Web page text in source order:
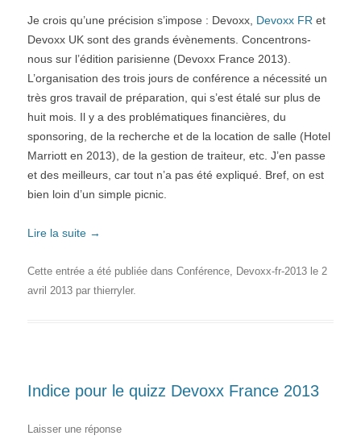
Je crois qu’une précision s’impose : Devoxx, Devoxx FR et
Devoxx UK sont des grands évènements. Concentrons-
nous sur l’édition parisienne (Devoxx France 2013).
L’organisation des trois jours de conférence a nécessité un
très gros travail de préparation, qui s’est étalé sur plus de
huit mois. Il y a des problématiques financières, du
sponsoring, de la recherche et de la location de salle (Hotel
Marriott en 2013), de la gestion de traiteur, etc. J’en passe
et des meilleurs, car tout n’a pas été expliqué. Bref, on est
bien loin d’un simple picnic.
Lire la suite →
Cette entrée a été publiée dans Conférence, Devoxx-fr-2013 le 2
avril 2013 par thierryler.
Indice pour le quizz Devoxx France 2013
Laisser une réponse